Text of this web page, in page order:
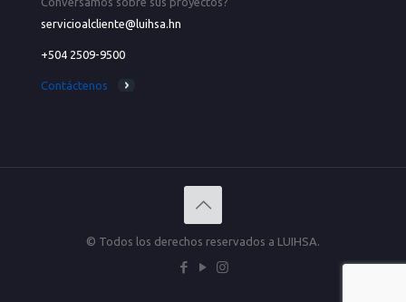
servicioalcliente@luihsa.hn
+504 2509-9500
Contáctenos
© Todos los derechos reservados a LUIHSA.